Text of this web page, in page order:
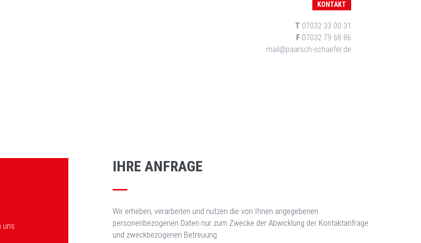
KONTAKT
T 07032 33 00 31
F 07032 79 68 86
mail@paarsch-schaefer.de
uns
IHRE ANFRAGE
Wir erheben, verarbeiten und nutzen die von Ihnen angegebenen
personenbezogenen Daten nur zum Zwecke der Abwicklung der Kontaktanfrage
und zweckbezogenen Betreuung.